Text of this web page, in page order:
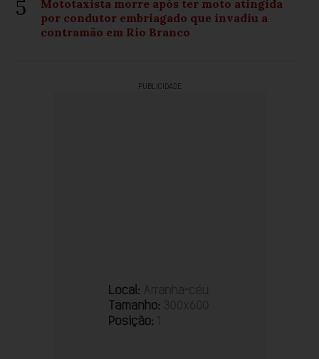
5
Mototaxista morre após ter moto atingida
por condutor embriagado que invadiu a
contramão em Rio Branco
PUBLICIDADE